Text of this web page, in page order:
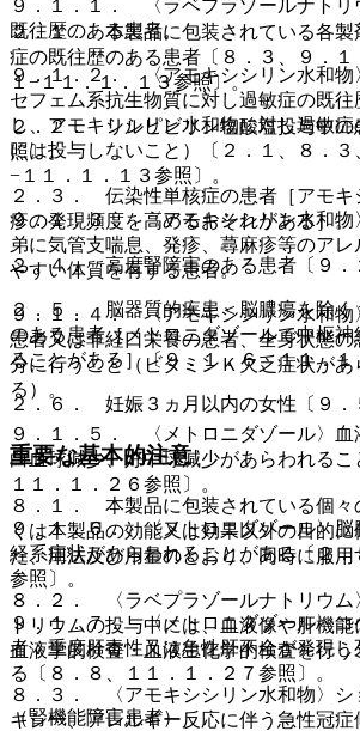
９．１．１． 〈ラベプラゾールナトリ
既往歴のある患者。
９．１．２． 〈アモキシシリン水和物
セフェム系抗生物質に対し過敏症の既
し、アモキシシリン水和物に対し過敏
には投与しないこと）〔２．１、８．３
−１１．１．１３参照〕。
９．１．３． 〈アモキシシリン水和物
弟に気管支喘息、発疹、蕁麻疹等のア
やすい体質を有する患者。
９．１．４． 〈アモキシシリン水和物
患者又は非経口栄養の患者、全身状態
分に行うこと（ビタミンＫ欠乏症状があ
る）。
９．１．５． 〈メトロニダゾール〉血
白血球減少、好中球減少があらわれるこ
１１．１．２６参照〕。
９．１．６． 〈メトロニダゾール〉脳
経系症状があらわれることがある〔２．
参照〕。
９．１．７． 〈メトロニダゾール〉コ
者：重度肝毒性又は急性肝不全が発現
る〔８．８、１１．１．２７参照〕。
（腎機能障害患者）
２．１． 本製品に包装されている各製
症の既往歴のある患者〔８．３、９．１
１−１１．１．１３参照〕。
２．２． リルピビリン塩酸塩投与中の
照〕。
２．３． 伝染性単核症の患者［アモキ
疹の発現頻度を高めるおそれがある］。
２．４． 高度腎障害のある患者〔９．
２．５． 脳器質的疾患＜脳膿瘍を除く
のある患者［メトロニダゾールで中枢
ることがある］〔９．１．６、１１．
２．６． 妊娠３ヵ月以内の女性〔９．
重要な基本的注意
８．１． 本製品に包装されている個々
くは本製品の効能又は効果以外の目的
た、用法及び用量のとおり、同時に服用
８．２． 〈ラベプラゾールナトリウム
トリウムの投与中には、血液像や肝機
血液学的検査・血液生化学的検査を行
８．３． 〈アモキシシリン水和物〉シ
キシー、アレルギー反応に伴う急性冠